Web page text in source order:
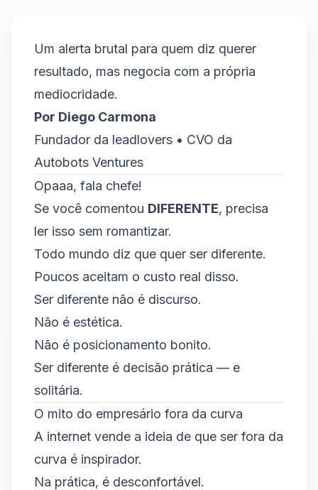
Um alerta brutal para quem diz querer
resultado, mas negocia com a própria
mediocridade.
Por Diego Carmona
Fundador da leadlovers • CVO da
Autobots Ventures
Opaaa, fala chefe!
Se você comentou DIFERENTE, precisa
ler isso sem romantizar.
Todo mundo diz que quer ser diferente.
Poucos aceitam o custo real disso.
Ser diferente não é discurso.
Não é estética.
Não é posicionamento bonito.
Ser diferente é decisão prática — e
solitária.
O mito do empresário fora da curva
A internet vende a ideia de que ser fora da
curva é inspirador.
Na prática, é desconfortável.